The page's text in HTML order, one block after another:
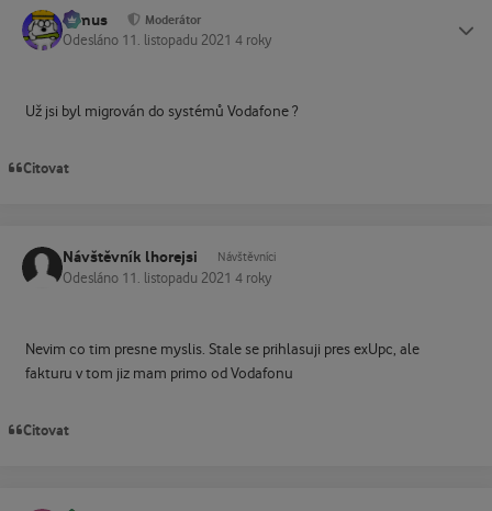
tomus Moderátor
Odesláno 11. listopadu 2021 4 roky
Už jsi byl migrován do systémů Vodafone ?
Citovat
Návštěvník lhorejsi Návštěvníci
Odesláno 11. listopadu 2021 4 roky
Nevim co tim presne myslis. Stale se prihlasuji pres exUpc, ale
fakturu v tom jiz mam primo od Vodafonu
Citovat